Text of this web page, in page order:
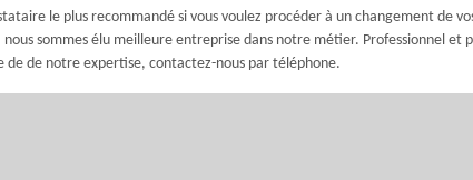
le plus recommandé si vous voulez procéder à un changement de
sommes élu meilleure entreprise dans notre métier. Professionnel
de de notre expertise, contactez-nous par téléphone.